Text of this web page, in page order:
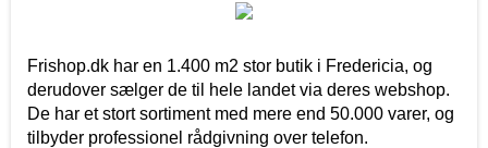
Frishop.dk har en 1.400 m2 stor butik i Fredericia, og
derudover sælger de til hele landet via deres webshop.
De har et stort sortiment med mere end 50.000 varer, og
tilbyder professionel rådgivning over telefon.